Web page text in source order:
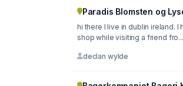
Paradis Blomsten og
hi there I live in dublin ireland.
shop while visiting a friend fro...
declan wylde